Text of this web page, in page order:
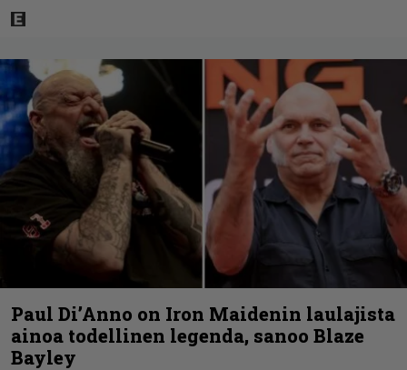
Paul Di’Anno on Iron Maidenin laulajista
ainoa todellinen legenda, sanoo Blaze
Bayley